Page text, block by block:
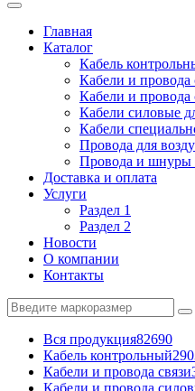
Главная
Каталог
Кабель
Кабели и провода
Кабели и провода
Кабели силовые
Кабели
Провода для
Провода и шнуры
Доставка и оплата
Услуги
Раздел 1
Раздел 2
Новости
О компании
Контакты
Вся продукция82690
Кабель контрольный
Кабели и провода связи
Кабели и провода